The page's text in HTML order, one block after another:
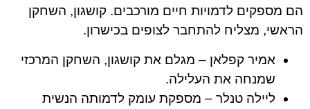
הם מספקים לדמויות חיים מורכבים. קושגון, השחקן
הראשי, מצליח להתחבר לצופים בכישרון.
אמיר קפלאן – מגלם את קושגון, השחקן המרכזי
שמנחה את העלילה.
ליילה טנלר – מספקת עומק לדמותה הנשית